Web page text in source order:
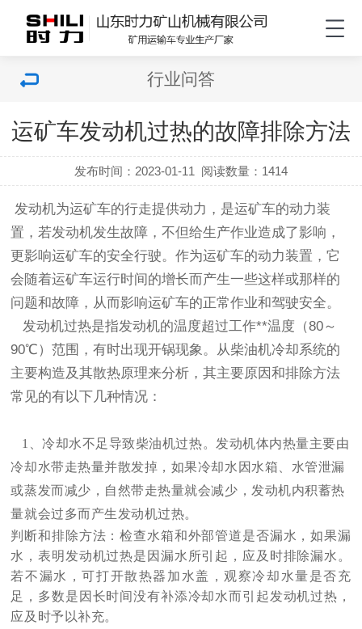
行业问答
运矿车发动机过热的故障排除方法
发布时间：2023-01-11 阅读数量： 1414
发动机为运矿车的行走提供动力，是运矿车的动力装
置，若发动机发生故障，不但给生产作业造成了影响，
更影响运矿车的安全行驶。作为运矿车的动力装置，它
会随着运矿车运行时间的增长而产生一些这样或那样的
问题和故障，从而影响运矿车的正常作业和驾驶安全。
发动机过热是指发动机的温度超过工作**温度（80～
90℃）范围，有时出现开锅现象。从柴油机冷却系统的
主要构造及其散热原理来分析，其主要原因和排除方法
常见的有以下几种情况：
1、冷却水不足导致柴油机过热。发动机体内热量主要由
冷却水带走热量并散发掉，如果冷却水因水箱、水管泄漏
或蒸发而减少，自然带走热量就会减少，发动机内积蓄热
量就会过多而产生发动机过热。
判断和排除方法：检查水箱和外部管道是否漏水，如果漏
水，表明发动机过热是因漏水所引起，应及时排除漏水。
若不漏水，可打开散热器加水盖，观察冷却水量是否充
足，多数是因长时间没有补添冷却水而引起发动机过热，
应及时予以补充。